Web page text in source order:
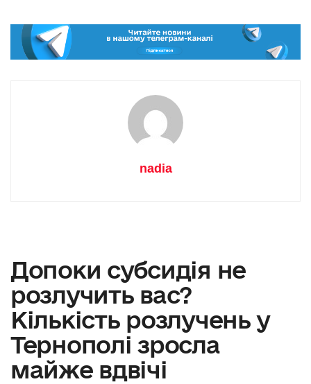
nadia
Допоки субсидія не
розлучить вас?
Кількість розлучень у
Тернополі зросла
майже вдвічі